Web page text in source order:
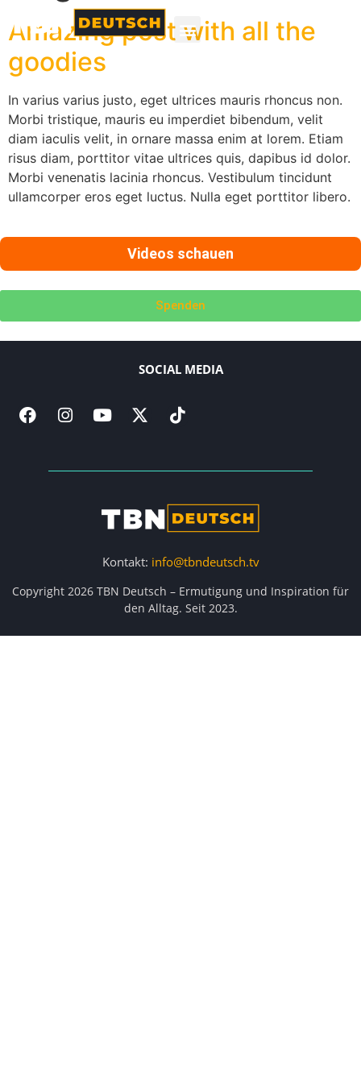
Amazing post with all the
goodies
In varius varius justo, eget ultrices mauris rhoncus non.
Morbi tristique, mauris eu imperdiet bibendum, velit
diam iaculis velit, in ornare massa enim at lorem. Etiam
risus diam, porttitor vitae ultrices quis, dapibus id dolor.
Morbi venenatis lacinia rhoncus. Vestibulum tincidunt
ullamcorper eros eget luctus. Nulla eget porttitor libero.
Videos schauen
Spenden
SOCIAL MEDIA
Kontakt: info@tbndeutsch.tv
Copyright 2026 TBN Deutsch – Ermutigung und Inspiration für
den Alltag. Seit 2023.